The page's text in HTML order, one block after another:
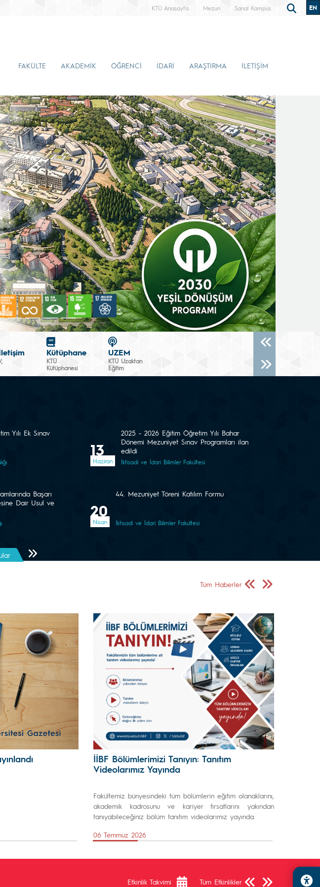
KTÜ Anasayfa Mezun Sanal Kampüs EN
FAKÜLTE AKADEMİK ÖĞRENCİ İDARİ ARAŞTIRMA İLETİŞİM
Kütüphane
KTÜ
Kütüphanesi
UZEM
KTÜ Uzaktan
Eğitim
Yılı Ek Sınav
13
Haziran
2025 - 2026 Eğitim Öğretim Yılı Bahar
Dönemi Mezuniyet Sınav Programları ilan
edildi
İktisadi ve İdari Bilimler Fakültesi
Başarı
Dair Usul ve
20
Nisan
44. Mezuniyet Töreni Katılım Formu
İktisadi ve İdari Bilimler Fakültesi
Sonraki Sayfa
Tüm Haberler
Önceki Sayfa
Sonraki Sayfa
İİBF Bölümlerimizi Tanıyın: Tanıtım
Videolarımız Yayında
Fakültemiz bünyesindeki tüm bölümlerin eğitim olanaklarını,
akademik kadrosunu ve kariyer fırsatlarını yakından
tanıyabileceğiniz bölüm tanıtım videolarımız yayında.
06 Temmuz 2026
Etkinlik Takvimi Tüm Etkinlikler
Önceki SayfaSonraki Sayfa